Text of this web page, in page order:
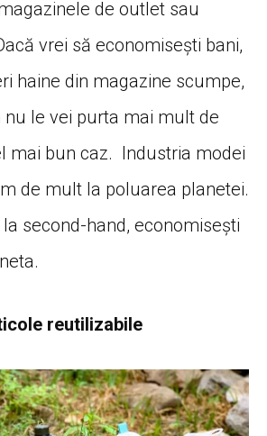
de outlet sau
vrei să economisești bani,
haine din magazine scumpe,
le vei purta mai mult de
mai bun caz. Industria modei
de mult la poluarea planetei.
second-hand, economisești
reutilizabile